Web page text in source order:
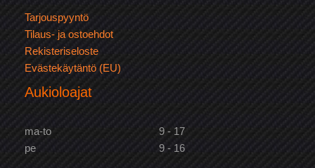
Tarjouspyyntö
Tilaus- ja ostoehdot
Rekisteriseloste
Evästekäytäntö (EU)
Aukioloajat
ma-to
9 - 17
pe
9 - 16